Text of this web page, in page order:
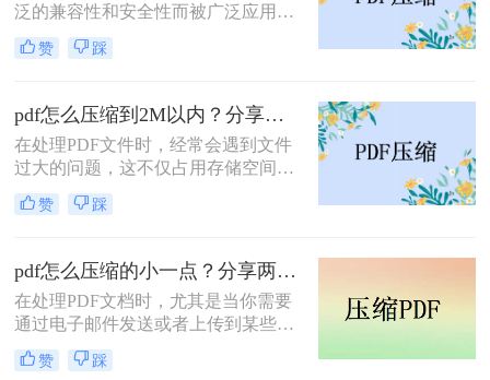
泛的兼容性和安全性而被广泛应用。
然而，当这些文件过大时，会带来传
输不便、占用过多存储空间等问题。
变得尤为重要。本文将详细介绍四种
常用的方法，帮助您轻松应对这一挑
战。
赞 踩
pdf怎么压缩到2M以内？分享两种实用压缩方法！
在处理PDF文件时，经常会遇到文件
过大的问题，这不仅占用存储空间，
还影响文件的传输速度。为了满足特
定需求，将PDF文件压缩到2M以内变
以内呢？本文将介绍两种常用的PDF
压缩方法。
赞 踩
pdf怎么压缩的小一点？分享两种实用压缩方法！
在处理PDF文档时，尤其是当你需要
通过电子邮件发送或者上传到某些对
文件大小有限制的平台时，压缩PDF
文件变得尤为重要。那么pdf怎么压缩
赞 踩